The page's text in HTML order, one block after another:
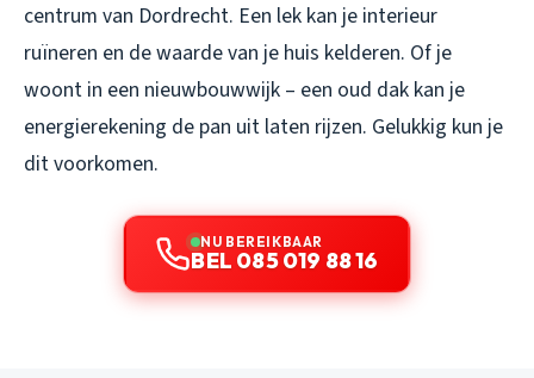
centrum van Dordrecht. Een lek kan je interieur
ruïneren en de waarde van je huis kelderen. Of je
woont in een nieuwbouwwijk – een oud dak kan je
energierekening de pan uit laten rijzen. Gelukkig kun je
dit voorkomen.
NU BEREIKBAAR
BEL 085 019 88 16